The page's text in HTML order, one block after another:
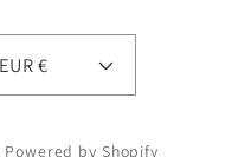
Nederland | EUR €
Powered by Shopify